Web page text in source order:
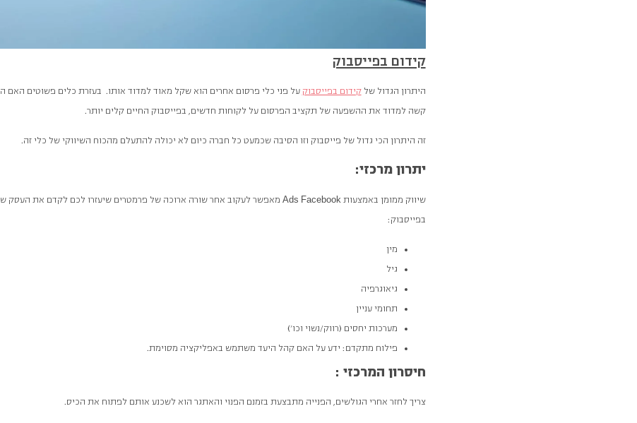
קידום בפייסבוק
היתרון הגדול שלקידום בפייסבוק על פני כלי פרסום אחרים הוא שקל מאוד למדוד אותו. בעזרת כלים פשוטים
קשה למדוד את ההשפעה של תקציב הפרסום על לקוחות חדשים, בפייסבוק החיים קלים יותר.
זה היתרון הכי גדול של פייסבוק וזו הסיבה שכמעט כל חברה כיום לא יכולה להתעלם מהכוח השיווקי של כלי זה.
יתרון מרכזי:
שיווק ממומן באמצעותFacebook
Ads מאפשר לעקוב אחר שורה ארוכה של פרמטרים שיעזרו לכם לקדם את העסק
בפייסבוק:
מין
גיל
גיאוגרפיה
תחומי עניין
מערכות יחסים (רווק/נשוי וכו')
פילוח מתקדם: ידע על האם קהל היעד משתמש באפליקציה מסוימת.
חיסרון המרכזי :
צריך לחזר אחרי הגולשים, הפנייה מתבצעת בזמנם הפנוי והאתגר הוא לשכנע אותם לפתוח את הכיס.